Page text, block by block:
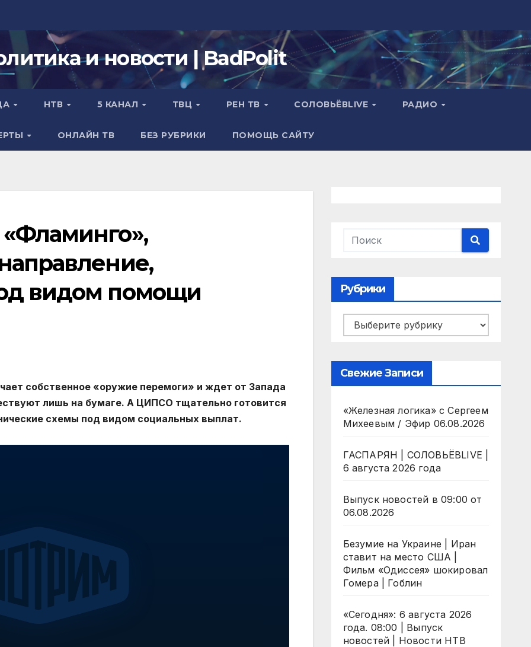
и новости | BadPolit
НТВ 5 КАНАЛ ТВЦ РЕН ТВ СОЛОВЬЁВLIVE РАДИО
ОНЛАЙН ТВ БЕЗ РУБРИКИ ПОМОЩЬ САЙТУ
видом помощи
собственное «оружие перемоги» и ждет от Запада
лишь на бумаге. А ЦИПСО тщательно готовится
схемы под видом социальных выплат.
Рубрики
Рубрики
Свежие Записи
«Железная логика» с Сергеем
Михеевым / Эфир 06.08.2026
ГАСПАРЯН | СОЛОВЬЁВLIVE |
6 августа 2026 года
Выпуск новостей в 09:00 от
06.08.2026
Безумие на Украине | Иран
ставит на место США |
Фильм «Одиссея» шокировал
Гомера | Гоблин
«Сегодня»: 6 августа 2026
года. 08:00 | Выпуск
новостей | Новости НТВ